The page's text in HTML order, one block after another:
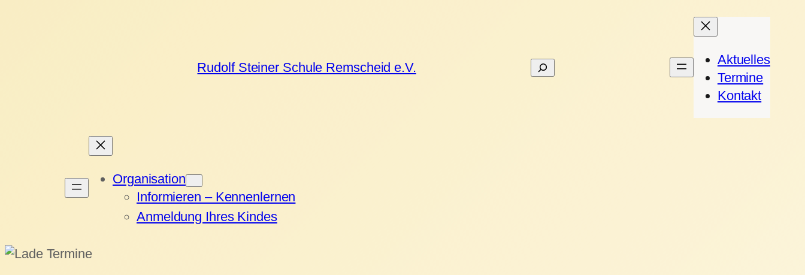
Rudolf Steiner Schule Remscheid e.V. Suchen
Aktuelles
Termine
Kontakt
Organisation
Informieren – Kennenlernen
Anmeldung Ihres Kindes